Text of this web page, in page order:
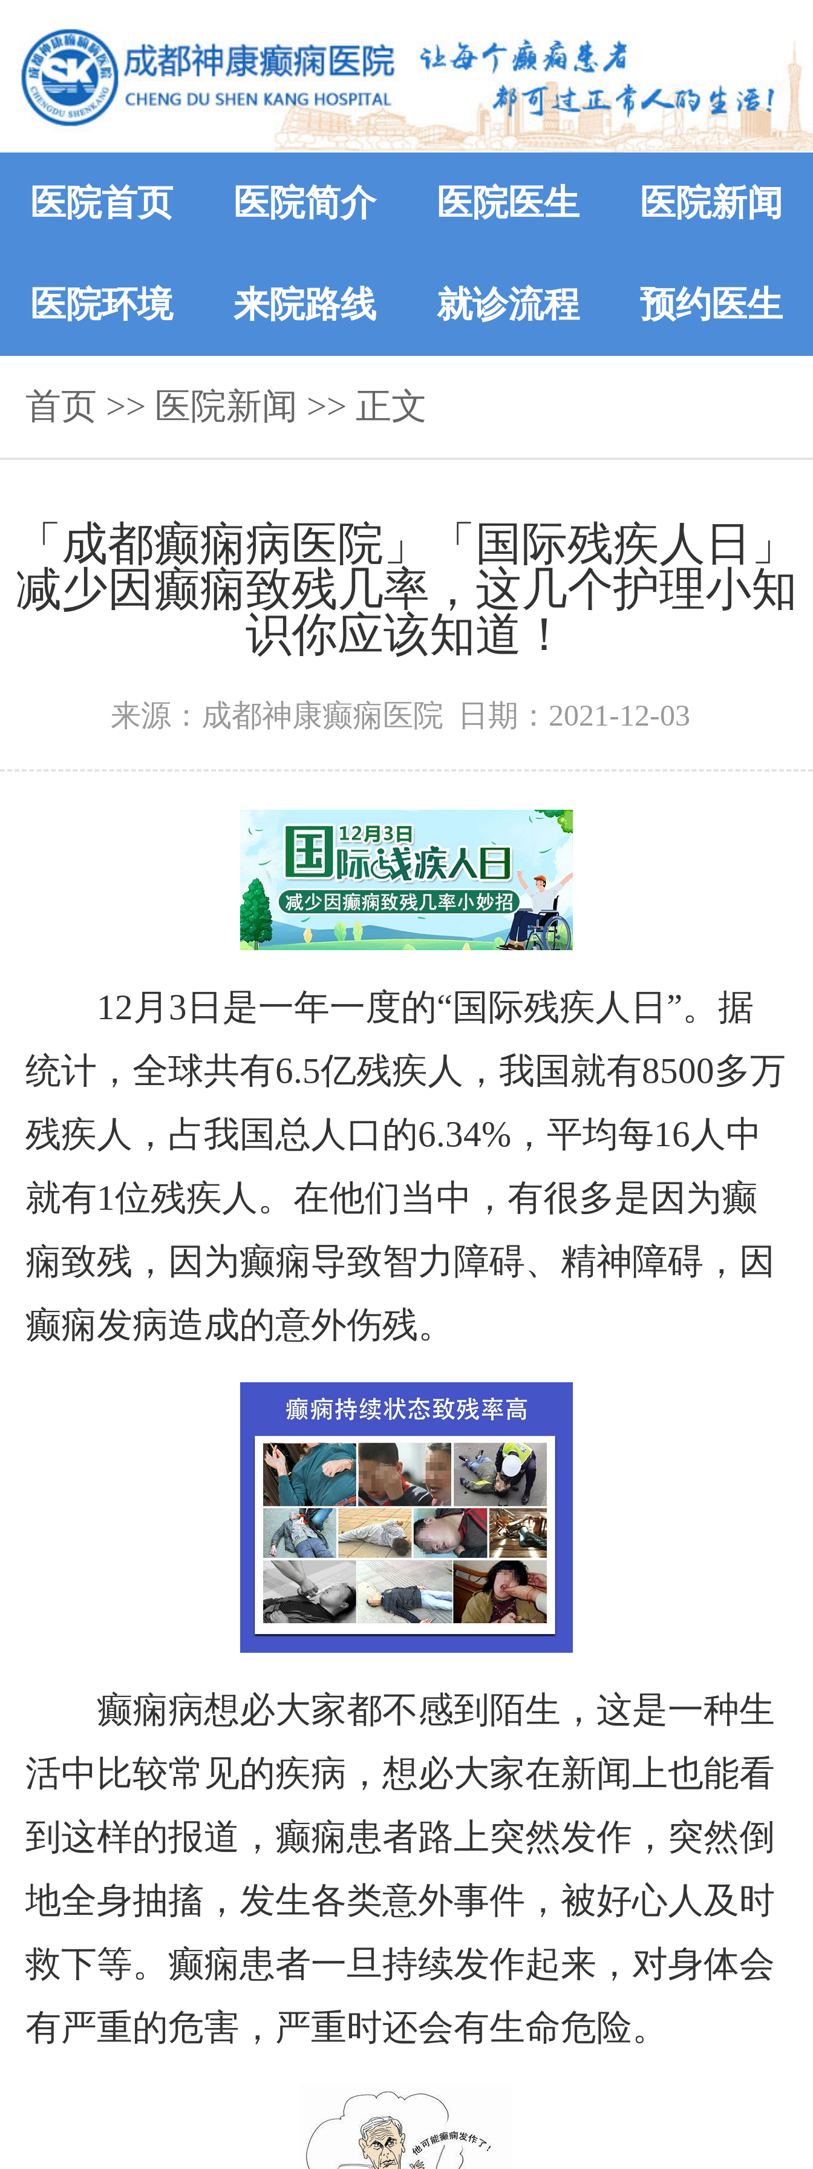
医院首页 医院简介 医院医生 医院新闻
医院环境 来院路线 就诊流程 预约医生
首页 >> 医院新闻 >> 正文
「成都癫痫病医院」「国际残疾人日」
减少因癫痫致残几率，这几个护理小知
识你应该知道！
来源：成都神康癫痫医院 日期：2021-12-03
12月3日是一年一度的“国际残疾人日”。据
统计，全球共有6.5亿残疾人，我国就有8500多万
残疾人，占我国总人口的6.34%，平均每16人中
就有1位残疾人。在他们当中，有很多是因为癫
痫致残，因为癫痫导致智力障碍、精神障碍，因
癫痫发病造成的意外伤残。
癫痫病想必大家都不感到陌生，这是一种生
活中比较常见的疾病，想必大家在新闻上也能看
到这样的报道，癫痫患者路上突然发作，突然倒
地全身抽搐，发生各类意外事件，被好心人及时
救下等。癫痫患者一旦持续发作起来，对身体会
有严重的危害，严重时还会有生命危险。